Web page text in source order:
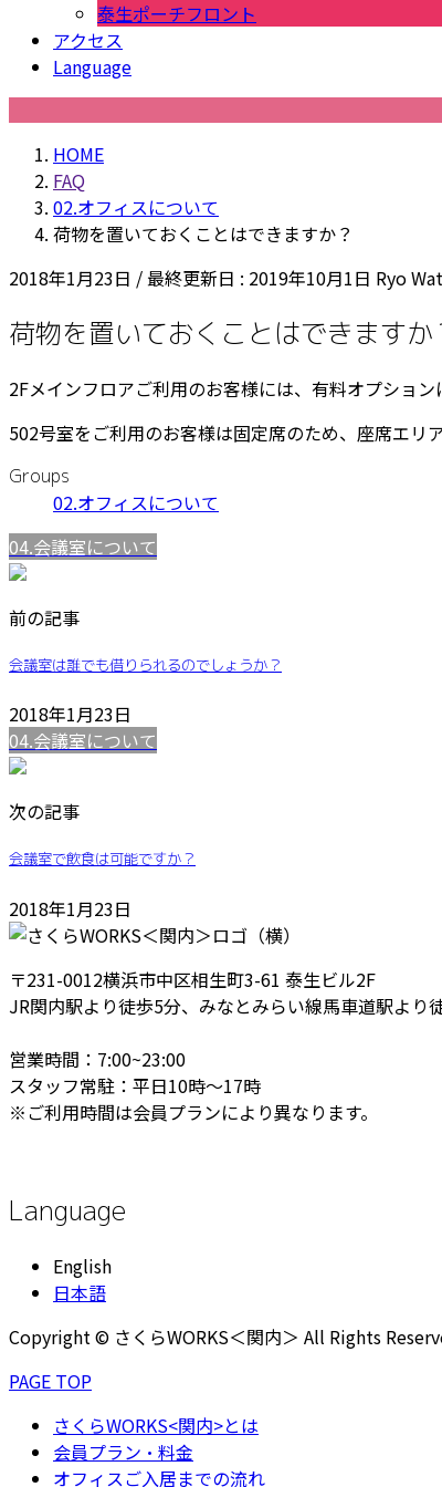
泰生ポーチフロント
アクセス
Language
HOME
FAQ
02.オフィスについて
荷物を置いておくことはできますか？
2018年1月23日 / 最終更新日 : 2019年10月1日 Ryo
荷物を置いておくことはできますか
2Fメインフロアご利用のお客様には、有料オプショ
502号室をご利用のお客様は固定席のため、座席エリ
Groups
02.オフィスについて
04.会議室について
前の記事
会議室は誰でも借りられるのでしょうか？
2018年1月23日
04.会議室について
次の記事
会議室で飲食は可能ですか？
2018年1月23日
〒231-0012横浜市中区相生町3-61 泰生ビル2F
JR関内駅より徒歩5分、みなとみらい線馬車道駅より
営業時間：7:00~23:00
スタッフ常駐：平日10時～17時
※ご利用時間は会員プランにより異なります。
Language
English
日本語
Copyright © さくらWORKS＜関内＞ All Rights
PAGE TOP
さくらWORKS<関内>とは
会員プラン・料金
オフィスご入居までの流れ